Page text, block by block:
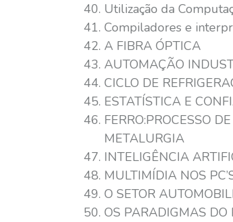
Utilização da
Compiladores e
A FIBRA ÓPTICA
AUTOMAÇÃO
CICLO DE
ESTATÍSTICA E
FERRO:PROCESSO
METALURGIA
INTELIGÊNCIA
MULTIMÍDIA NOS
O SETOR
OS PARADIGMAS